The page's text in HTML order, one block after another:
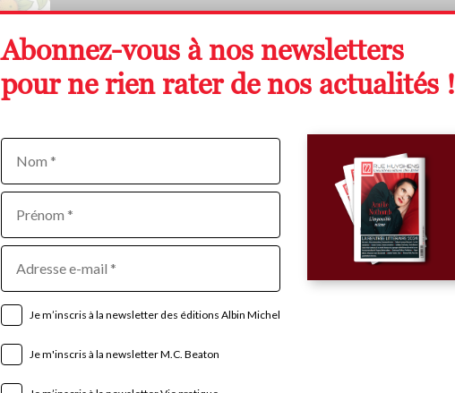
Abonnez-vous à nos newsletters
pour ne rien rater de nos actualités !
Nom
Prénom
Adresse
Je m’inscris à la newsletter des éditions Albin Michel
Je m'inscris à la newsletter M.C. Beaton
Édition Livre numérique